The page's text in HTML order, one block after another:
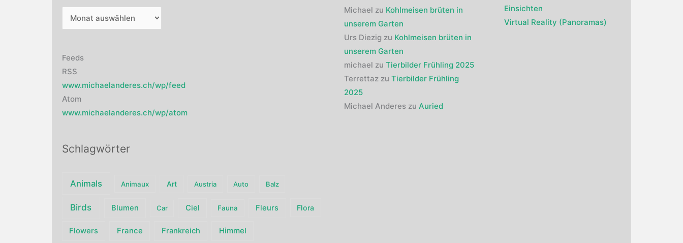
Feeds
RSS
www.michaelanderes.ch/wp/feed
Atom
www.michaelanderes.ch/wp/atom
Schlagwörter
Animals Animaux Art Austria Auto Balz
Birds Blumen Car Ciel Fauna Fleurs Flora
Flowers France Frankreich Himmel
Michael zu Kohlmeisen brüten in
unserem Garten
Urs Diezig zu Kohlmeisen brüten in
unserem Garten
michael zu Tierbilder Frühling 2025
Terrettaz zu Tierbilder Frühling
2025
Michael Anderes zu Auried
Einsichten
Virtual Reality (Panoramas)